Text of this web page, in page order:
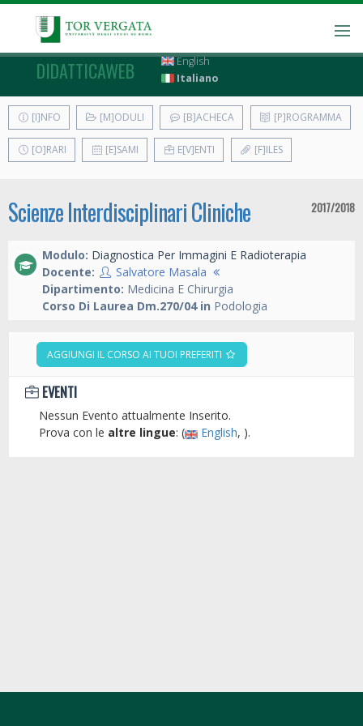
DIDATTICAWEB
English
Italiano
[I]NFO [M]ODULI [B]ACHECA [P]ROGRAMMA
[O]RARI [E]SAMI E[V]ENTI [F]ILES
Scienze Interdisciplinari Cliniche 2017/2018
Modulo: Diagnostica Per Immagini E Radioterapia
Docente:
Salvatore Masala
Dipartimento: Medicina E Chirurgia
Corso Di Laurea Dm.270/04 in Podologia
AGGIUNGI IL CORSO AI TUOI PREFERITI
EVENTI
Nessun Evento attualmente Inserito.
Prova con le altre lingue: ( English, ).